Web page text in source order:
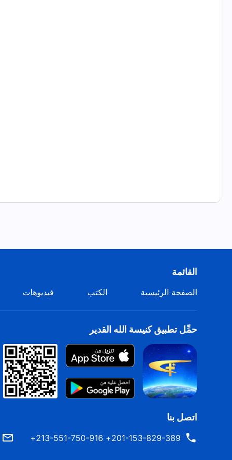
القائمة
الصفحة الرئيسية الكتب فيديوهات
حمِّل تطبيق كنيسة الله القدير
اتصل بنا
201-153-829-389+ 213-551-750-916+